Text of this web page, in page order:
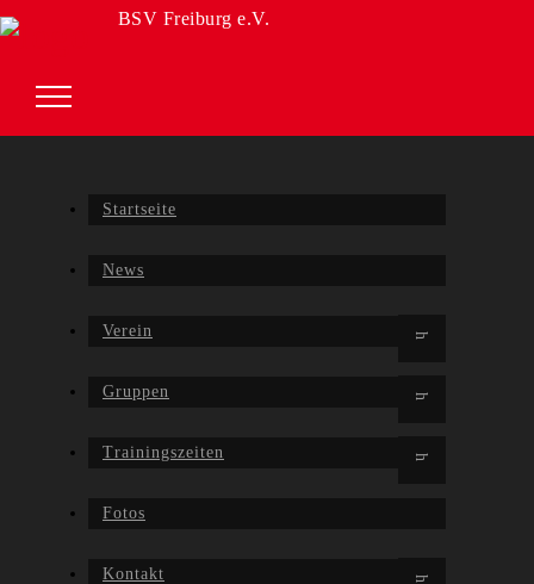
BSV Freiburg e.V.
Startseite
News
Verein
Gruppen
Trainingszeiten
Fotos
Kontakt